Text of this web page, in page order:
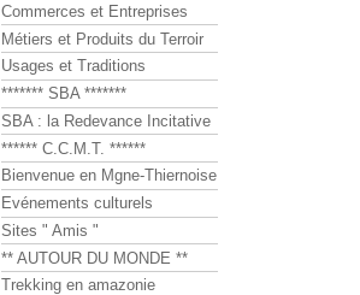
Commerces et Entreprises
Métiers et Produits du Terroir
Usages et Traditions
******* SBA *******
SBA : la Redevance Incitative
****** C.C.M.T. ******
Bienvenue en Mgne-Thiernoise
Evénements culturels
Sites " Amis "
** AUTOUR DU MONDE **
Trekking en amazonie